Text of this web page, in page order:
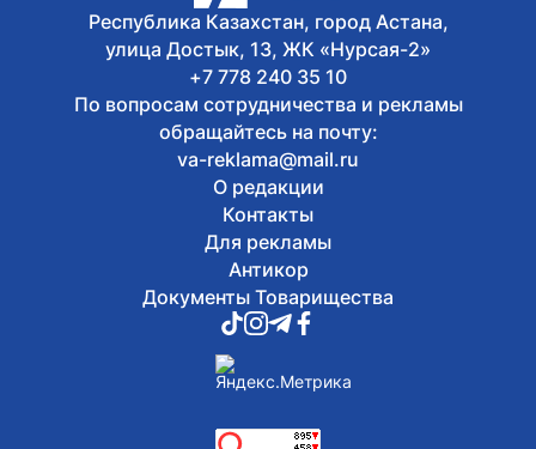
Республика Казахстан, город Астана,
улица Достык, 13, ЖК «Нурсая-2»
+7 778 240 35 10
По вопросам сотрудничества и рекламы
обращайтесь на почту:
va-reklama@mail.ru
О редакции
Контакты
Для рекламы
Антикор
Документы Товарищества